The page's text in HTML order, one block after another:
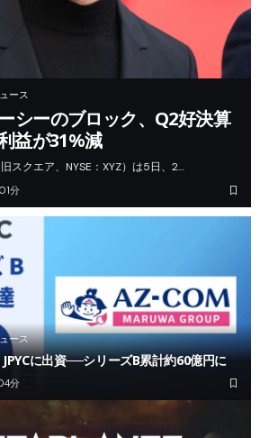
ース
シーのブロック、Q2好決算
益が31%減
スクエア、NYSE：XYZ）は5日、2…
分
ース
に出資──シリーズB累計約60億円に
分